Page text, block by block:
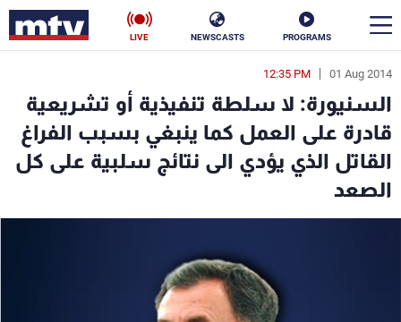
PROGRAMS
NEWSCASTS
LIVE
01 Aug 2014
12:35 PM
السنيورة: لا سلطة تنفيذية أو تشريعية
قادرة على العمل كما ينبغي بسبب الفراغ
القاتل الذي يؤدي الى نتائج سلبية على كل
الصعد
en
الأخبار
سياسة ناس